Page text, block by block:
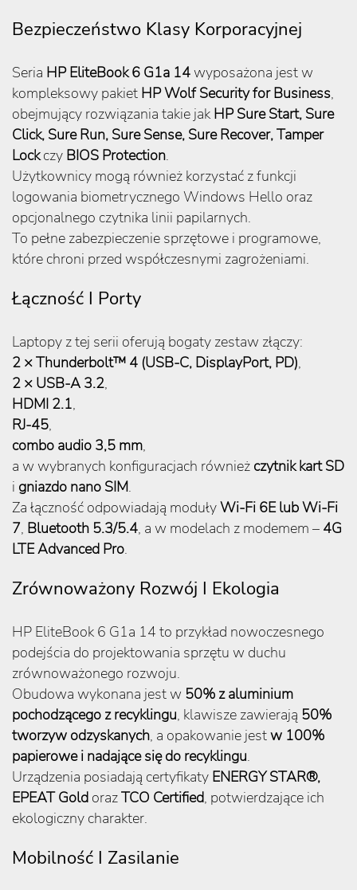
Bezpieczeństwo Klasy Korporacyjnej
Seria HP EliteBook 6 G1a 14wyposażona jest w
kompleksowy pakiet HP Wolf Security for Business,
obejmujący rozwiązania takie jak HP Sure Start, Sure
Click, Sure Run, Sure Sense, Sure Recover, Tamper
Lockczy BIOS Protection.
Użytkownicy mogą również korzystać z funkcji
logowania biometrycznego Windows Hello oraz
opcjonalnego czytnika linii papilarnych.
To pełne zabezpieczenie sprzętowe i programowe,
które chroni przed współczesnymi zagrożeniami.
Łączność I Porty
Laptopy z tej serii oferują bogaty zestaw złączy:
2 × Thunderbolt™ 4 (USB-C, DisplayPort, PD),
2 × USB-A 3.2,
HDMI 2.1,
RJ-45,
combo audio 3,5 mm,
a w wybranych konfiguracjach również czytnik kart SD
i gniazdo nano SIM.
Za łączność odpowiadają modułyWi-Fi 6E lub Wi-Fi
7, Bluetooth 5.3/5.4, a w modelach z modemem – 4G
LTE Advanced Pro.
Zrównoważony Rozwój I Ekologia
HP EliteBook 6 G1a 14 to przykład nowoczesnego
podejścia do projektowania sprzętu w duchu
zrównoważonego rozwoju.
Obudowa wykonana jest w 50% z aluminium
pochodzącego z recyklingu, klawisze zawierają 50%
tworzyw odzyskanych, a opakowanie jestw 100%
papierowe i nadające się do recyklingu.
Urządzenia posiadają certyfikaty ENERGY STAR®,
EPEAT Gold orazTCO Certified, potwierdzające ich
ekologiczny charakter.
Mobilność I Zasilanie